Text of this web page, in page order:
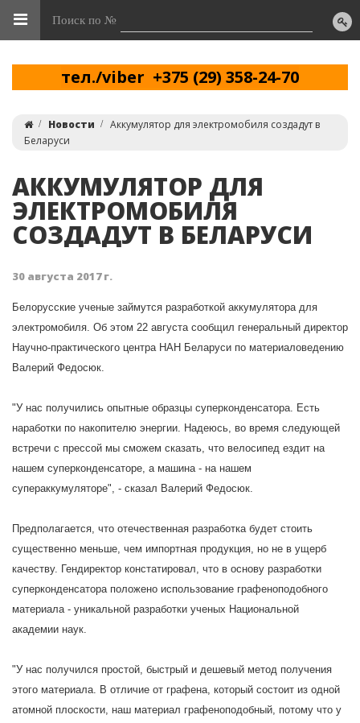
Поиск по №
тел./viber +375 (29) 358-24-70
Новости
Аккумулятор для электромобиля создадут в
Беларуси
АККУМУЛЯТОР ДЛЯ
ЭЛЕКТРОМОБИЛЯ
СОЗДАДУТ В БЕЛАРУСИ
30 августа 2017 г.
Белорусские ученые займутся разработкой аккумулятора для
электромобиля. Об этом 22 августа сообщил генеральный директор
Научно-практического центра НАН Беларуси по материаловедению
Валерий Федосюк.
"У нас получились опытные образцы суперконденсатора. Есть
наработки по накопителю энергии. Надеюсь, во время следующей
встречи с прессой мы сможем сказать, что велосипед ездит на
нашем суперконденсаторе, а машина - на нашем
супераккумуляторе", - сказал Валерий Федосюк.
Предполагается, что отечественная разработка будет стоить
существенно меньше, чем импортная продукция, но не в ущерб
качеству. Гендиректор констатировал, что в основу разработки
суперконденсатора положено использование графеноподобного
материала - уникальной разработки ученых Национальной
академии наук.
"У нас получился простой, быстрый и дешевый метод получения
этого материала. В отличие от графена, который состоит из одной
атомной плоскости, наш материал графеноподобный, потому что у